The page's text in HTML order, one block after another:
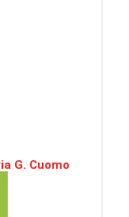
G. Cuomo